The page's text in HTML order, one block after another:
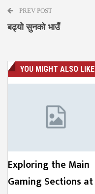
PREV POST
बढ्यो सुनको भाउँ
YOU MIGHT ALSO LIKE
Exploring the Main
Gaming Sections at